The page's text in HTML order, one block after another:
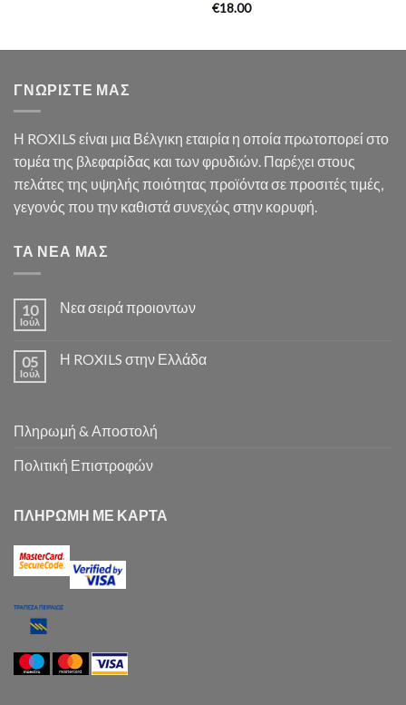
€18.00
ΓΝΩΡΙΣΤΕ ΜΑΣ
Η ROXILS είναι μια Βέλγικη εταιρία η οποία πρωτοπορεί στο
τομέα της βλεφαρίδας και των φρυδιών. Παρέχει στους
πελάτες της υψηλής ποιότητας προϊόντα σε προσιτές τιμές,
γεγονός που την καθιστά συνεχώς στην κορυφή.
ΤΑ ΝΕΑ ΜΑΣ
10
Ιούλ
Νεα σειρά προιοντων
05
Ιούλ
Η ROXILS στην Ελλάδα
Πληρωμή & Αποστολή
Πολιτική Επιστροφών
ΠΛΗΡΩΜΗ ΜΕ ΚΑΡΤΑ